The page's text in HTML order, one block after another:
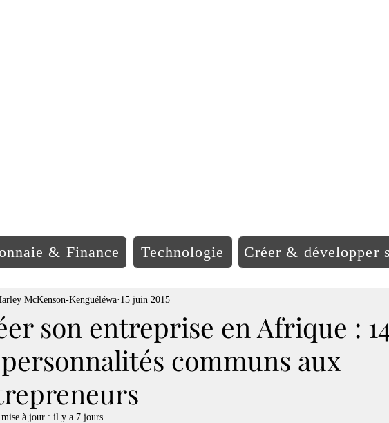
& Finance Technologie Créer & développer
son entreprise en Afrique :
communs aux
McKenson-Kenguéléwa 15 juin 2015
à jour : il y a 7 jours